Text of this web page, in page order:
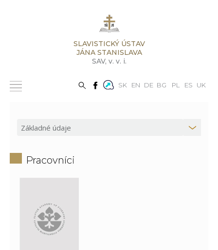
SLAVISTICKÝ ÚSTAV
JÁNA STANISLAVA
SAV, v. v. i.
UK
ES
PL
BG
DE
EN
SK
Pracovníci